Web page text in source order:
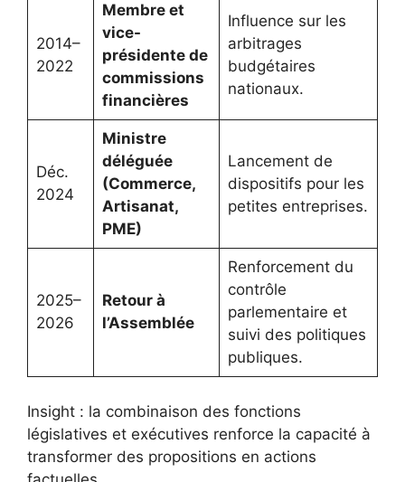
2014–
2022
Membre et
vice-
présidente de
commissions
financières
Influence sur les
arbitrages
budgétaires
nationaux.
Déc.
2024
Ministre
déléguée
(Commerce,
Artisanat,
PME)
Lancement de
dispositifs pour les
petites entreprises.
2025–
2026
Retour à
l’Assemblée
Renforcement du
contrôle
parlementaire et
suivi des politiques
publiques.
Insight : la combinaison des fonctions
législatives et exécutives renforce la capacité à
transformer des propositions en actions